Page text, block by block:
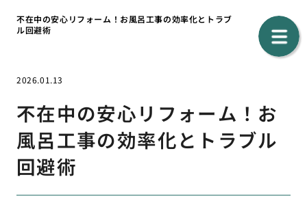
不在中の安心リフォーム！お風呂工事の効率化とトラブ
ル回避術
2026.01.13
不在中の安心リフォーム！お
風呂工事の効率化とトラブル
回避術